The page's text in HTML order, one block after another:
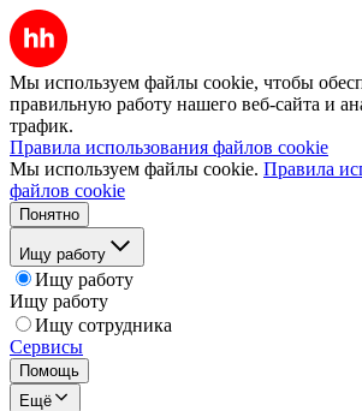
Мы используем файлы cookie, чтобы
правильную работу нашего веб-сайта и
трафик.
Правила использования файлов cookie
Мы используем файлы cookie. Правила
файлов cookie
Понятно
Ищу работу
Ищу работу
Ищу работу
Ищу сотрудника
Сервисы
Помощь
Ещё